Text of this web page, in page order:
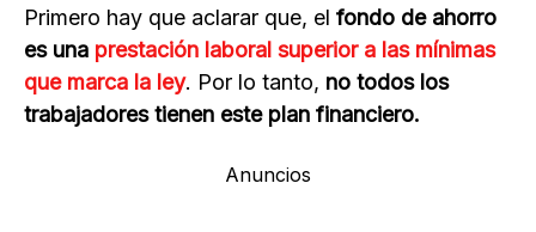
Primero hay que aclarar que, el fondo de ahorro
es una prestación laboral superior a las mínimas
que marca la ley. Por lo tanto, no todos los
trabajadores tienen este plan financiero.
Anuncios